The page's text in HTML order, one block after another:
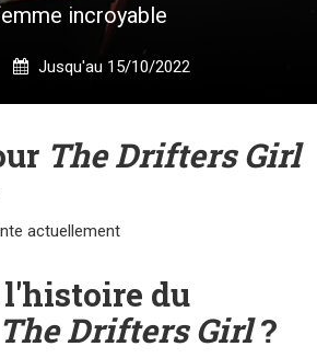
incroyable
Jusqu'au 15/10/2022
The Drifters Girl
actuellement
l'histoire du
The Drifters Girl?